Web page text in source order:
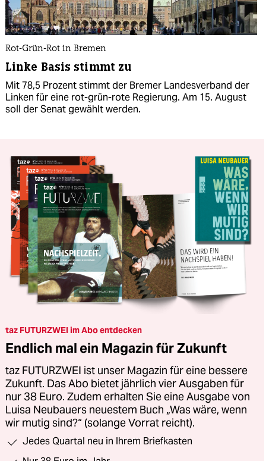
Rot-Grün-Rot in Bremen
Linke Basis stimmt zu
Mit 78,5 Prozent stimmt der Bremer Landesverband der
Linken für eine rot-grün-rote Regierung. Am 15. August
soll der Senat gewählt werden.
taz FUTURZWEI im Abo entdecken
Endlich mal ein Magazin für Zukunft
taz FUTURZWEI ist unser Magazin für eine bessere
Zukunft. Das Abo bietet jährlich vier Ausgaben für
nur 38 Euro. Zudem erhalten Sie eine Ausgabe von
Luisa Neubauers neuestem Buch „Was wäre, wenn
wir mutig sind?“ (solange Vorrat reicht).
Jedes Quartal neu in Ihrem Briefkasten